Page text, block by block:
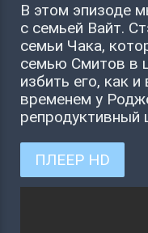
В этом эпизоде
с семьей Вайт.
семьи Чака,
семью Смитов в
избить его, как
временем у
репродуктивный
ПЛЕЕР HD